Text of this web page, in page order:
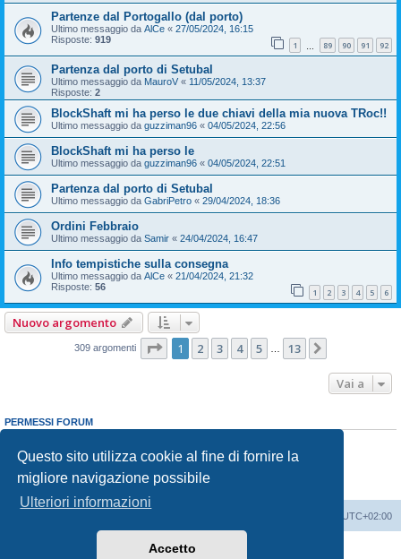
Questo sito utilizza cookie al fine di fornire la
migliore navigazione possibile
Ulteriori informazioni
Accetto
Partenze dal Portogallo (dal porto)
Ultimo messaggio da AlCe « 27/05/2024, 16:15
Risposte: 919 1 89 90 91 92
Partenza dal porto di Setubal
Ultimo messaggio da MauroV « 11/05/2024, 13:37
Risposte: 2
BlockShaft mi ha perso le due chiavi della mia nuova TRoc!!
Ultimo messaggio da guzziman96 « 04/05/2024, 22:56
BlockShaft mi ha perso le
Ultimo messaggio da guzziman96 « 04/05/2024, 22:51
Partenza dal porto di Setubal
Ultimo messaggio da GabriPetro « 29/04/2024, 18:36
Ordini Febbraio
Ultimo messaggio da Samir « 24/04/2024, 16:47
Info tempistiche sulla consegna
Ultimo messaggio da AlCe « 21/04/2024, 21:32
Risposte: 56 1 2 3 4 5 6
Nuovo argomento
309 argomenti Pagina di 13
1 2 3 4 5 13
Vai a
PERMESSI FORUM
Non puoirispondere negli argomenti
Non puoimodificare i tuoi messaggi
Non puoicancellare i tuoi messaggi
Non puoi
inviare allegati
UTC+02:00
phpBB® Forum Software © phpBB Limited